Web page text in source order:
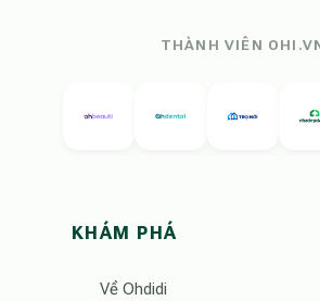
THÀNH VIÊN
KHÁM PHÁ
Về Ohdidi